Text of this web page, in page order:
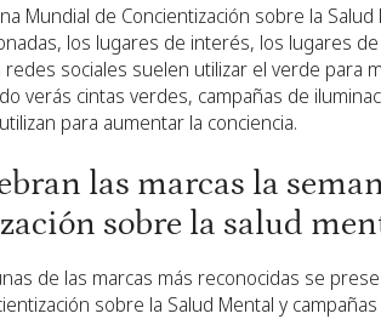
Mundial de Concientización sobre la Salud
los lugares de interés, los lugares
redes sociales suelen utilizar el verde para
verás cintas verdes, campañas de
para aumentar la conciencia.
las marcas la
sobre la salud
de las marcas más reconocidas se
sobre la Salud Mental y